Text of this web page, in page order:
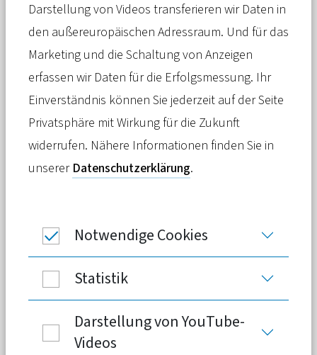
Meldung 20. Juni 2023
Das Präventionsprogramm stärkt
kommunale Akteure, um (werdende)
Eltern in Sachen Ernährung kompetent
zu begleiten. Auf einer Ideenwerkstatt
in Berlin informierten, diskutierten und
vernetzten sich kommunale Akteure mit
Expertinnen und Experten. Nun beginnt
Verschiebung von Experten- zu
Laienwissen
Darstellung von Videos transferieren wir Daten in
den außereuropäischen Adressraum. Und für das
Marketing und die Schaltung von Anzeigen
erfassen wir Daten für die Erfolgsmessung. Ihr
Einverständnis können Sie jederzeit auf der Seite
Privatsphäre mit Wirkung für die Zukunft
widerrufen. Nähere Informationen finden Sie in
unserer Datenschutzerklärung.
Notwendige Cookies
Statistik
Darstellung von YouTube-
Videos